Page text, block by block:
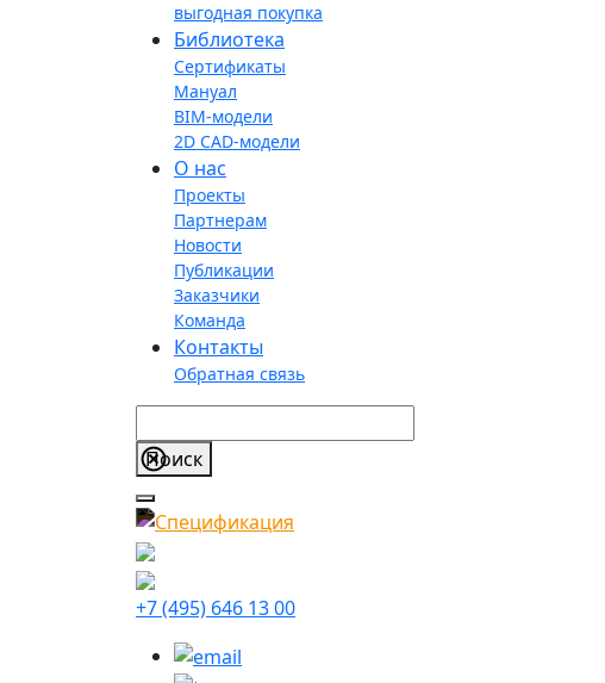
выгодная покупка
Библиотека
Сертификаты
Мануал
BIM-модели
2D CAD-модели
О нас
Проекты
Партнерам
Новости
Публикации
Заказчики
Команда
Контакты
Обратная связь
+7 (495) 646 13 00